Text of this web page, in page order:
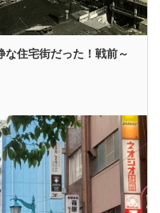
な住宅街だった！戦前～